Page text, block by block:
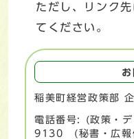
ただし、リンク
てください。
稲美町経営政策部
電話番号: (政策・
9130 (秘書・広